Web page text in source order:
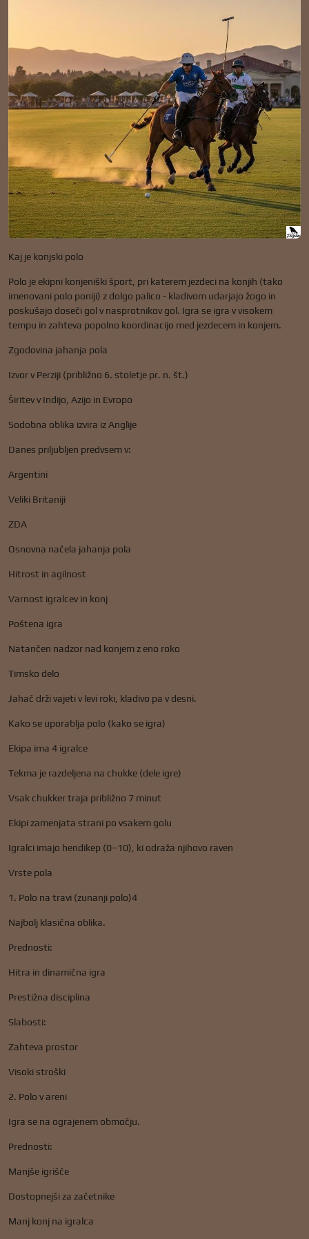
Kaj je konjski polo
Polo je ekipni konjeniški šport, pri katerem jezdeci na konjih (tako
imenovani polo poniji) z dolgo palico - kladivom udarjajo žogo in
poskušajo doseči gol v nasprotnikov gol. Igra se igra v visokem
tempu in zahteva popolno koordinacijo med jezdecem in konjem.
Zgodovina jahanja pola
Izvor v Perziji (približno 6. stoletje pr. n. št.)
Širitev v Indijo, Azijo in Evropo
Sodobna oblika izvira iz Anglije
Danes priljubljen predvsem v:
Argentini
Veliki Britaniji
ZDA
Osnovna načela jahanja pola
Hitrost in agilnost
Varnost igralcev in konj
Poštena igra
Natančen nadzor nad konjem z eno roko
Timsko delo
Jahač drži vajeti v levi roki, kladivo pa v desni.
Kako se uporablja polo (kako se igra)
Ekipa ima 4 igralce
Tekma je razdeljena na chukke (dele igre)
Vsak chukker traja približno 7 minut
Ekipi zamenjata strani po vsakem golu
Igralci imajo hendikep (0–10), ki odraža njihovo raven
Vrste pola
1. Polo na travi (zunanji polo)4
Najbolj klasična oblika.
Prednosti:
Hitra in dinamična igra
Prestižna disciplina
Slabosti:
Zahteva prostor
Visoki stroški
2. Polo v areni
Igra se na ograjenem območju.
Prednosti:
Manjše igrišče
Dostopnejši za začetnike
Manj konj na igralca